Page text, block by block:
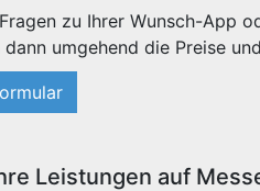
zu Ihrer Wunsch-App
umgehend die Preise
Leistungen auf